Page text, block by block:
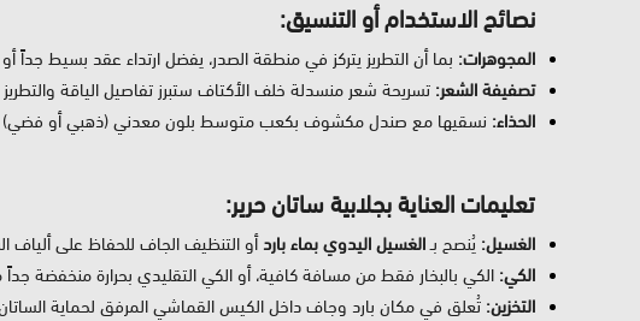
نصائح الاستخدام أو التنسيق:
المجوهرات: بما أن التطريز يتركز في منطقة الصدر، يفضل ارتداء عقد بسيط جداً أو
تصفيفة الشعر: تسريحة شعر منسدلة خلف الأكتاف ستبرز تفاصيل الياقة
الحذاء: نسقيها مع صندل مكشوف بكعب متوسط بلون معدني (ذهبي أو فضي)
تعليمات العناية بجلابية ساتان حرير:
الغسيل: يُنصح بـالغسيل اليدوي بماء باردأو التنظيف الجاف للحفاظ على ألياف
الكي: الكي بالبخار فقط من مسافة كافية، أو الكي التقليدي بحرارة
التخزين: تُعلق في مكان بارد وجاف داخل الكيس القماشي المرفق لحماية